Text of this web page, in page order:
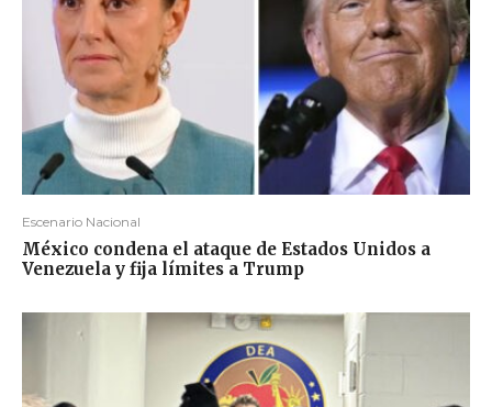
Escenario Nacional
México condena el ataque de Estados Unidos a
Venezuela y fija límites a Trump